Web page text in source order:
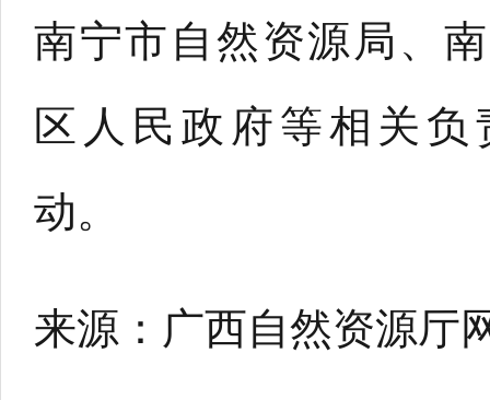
南宁市自然资源局、
区人民政府等相关负
动。
来源：广西自然资源厅